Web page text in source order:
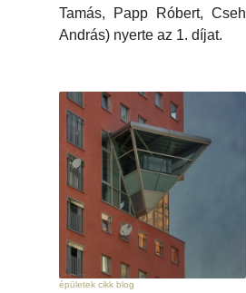
Tamás, Papp Róbert, Cseh
András) nyerte az 1. díjat.
épületek cikk blog